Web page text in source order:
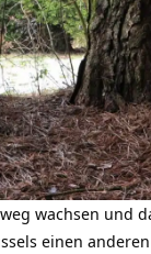
wachsen und
einen